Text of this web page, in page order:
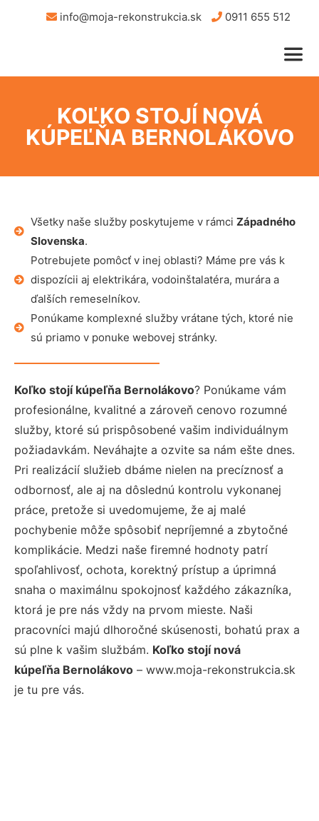
info@moja-rekonstrukcia.sk 0911 655 512
KOĽKO STOJÍ NOVÁ
KÚPEĽŇA BERNOLÁKOVO
Všetky naše služby poskytujeme v rámci Západného
Slovenska.
Potrebujete pomôcť v inej oblasti? Máme pre vás k
dispozícii aj elektrikára, vodoinštalatéra, murára a
ďalších remeselníkov.
Ponúkame komplexné služby vrátane tých, ktoré nie
sú priamo v ponuke webovej stránky.
Koľko stojí kúpeľňa Bernolákovo? Ponúkame vám
profesionálne, kvalitné a zároveň cenovo rozumné
služby, ktoré sú prispôsobené vašim individuálnym
požiadavkám. Neváhajte a ozvite sa nám ešte dnes.
Pri realizácií služieb dbáme nielen na precíznosť a
odbornosť, ale aj na dôslednú kontrolu vykonanej
práce, pretože si uvedomujeme, že aj malé
pochybenie môže spôsobiť nepríjemné a zbytočné
komplikácie. Medzi naše firemné hodnoty patrí
spoľahlivosť, ochota, korektný prístup a úprimná
snaha o maximálnu spokojnosť každého zákazníka,
ktorá je pre nás vždy na prvom mieste. Naši
pracovníci majú dlhoročné skúsenosti, bohatú prax a
sú plne k vašim službám. Koľko stojí nová
kúpeľňa Bernolákovo – www.moja-rekonstrukcia.sk
je tu pre vás.